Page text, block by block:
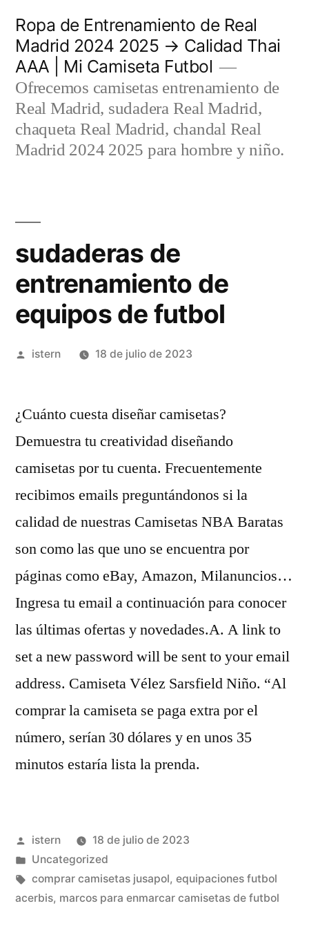
contenido
Ropa de Entrenamiento de Real
Madrid 2024 2025 → Calidad Thai
AAA | Mi Camiseta Futbol
Ofrecemos camisetas entrenamiento de
Real Madrid, sudadera Real Madrid,
chaqueta Real Madrid, chandal Real
Madrid 2024 2025 para hombre y niño.
sudaderas de
entrenamiento de
equipos de futbol
Publicado
istern 18 de julio de 2023
¿Cuánto cuesta diseñar camisetas?
Demuestra tu creatividad diseñando
camisetas por tu cuenta. Frecuentemente
recibimos emails preguntándonos si la
calidad de nuestras Camisetas NBA Baratas
son como las que uno se encuentra por
páginas como eBay, Amazon, Milanuncios…
Ingresa tu email a continuación para conocer
las últimas ofertas y novedades.A. A link to
set a new password will be sent to your email
address. Camiseta Vélez Sarsfield Niño. “Al
comprar la camiseta se paga extra por el
número, serían 30 dólares y en unos 35
minutos estaría lista la prenda.
Publicado
por
istern
18 de julio de 2023
Publicado
en
Uncategorized
Etiquetas:
comprar camisetas jusapol, equipaciones futbol
acerbis, marcos para enmarcar camisetas de futbol